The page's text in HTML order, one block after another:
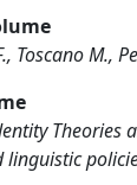
Toscano M.,
Theories
linguistic